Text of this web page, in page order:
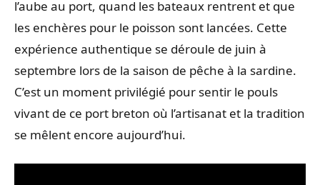
l’aube au port, quand les bateaux rentrent et que
les enchères pour le poisson sont lancées. Cette
expérience authentique se déroule de juin à
septembre lors de la saison de pêche à la sardine.
C’est un moment privilégié pour sentir le pouls
vivant de ce port breton où l’artisanat et la tradition
se mêlent encore aujourd’hui.